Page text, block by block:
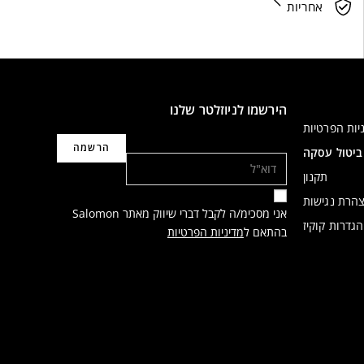
אחריות
הפרטיות
ביטול עסקה
תקנון
נגישות
הגדרות קוקיז
הירשמו לניוזלטר שלנו
אני מסכימ/ה לקבל דברי שיווק מאתר Salomon
בהתאם למדיניות הפרטיות